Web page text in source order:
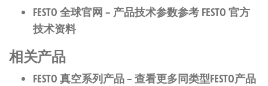
FESTO 全球官网 – 产品技术参数参考 FESTO 官方
技术资料
相关产品
FESTO 真空系列产品– 查看更多同类型FESTO产品